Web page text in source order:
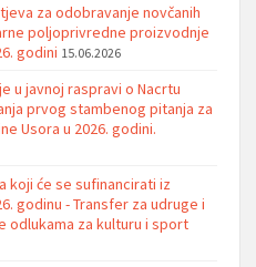
za odobravanje novčanih
poljoprivredne proizvodnje
godini 15.06.2026
u javnoj raspravi o Nacrtu
prvog stambenog pitanja za
Usora u 2026. godini.
koji će se sufinancirati iz
godinu - Transfer za udruge i
odlukama za kulturu i sport